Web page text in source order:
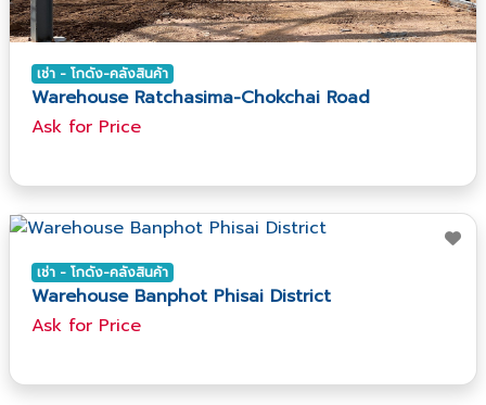
เช่า - โกดัง-คลังสินค้า
Warehouse Ratchasima-Chokchai Road
Ask​ for​ Price
เช่า - โกดัง-คลังสินค้า
Warehouse Banphot Phisai District
Ask​ for​ Price